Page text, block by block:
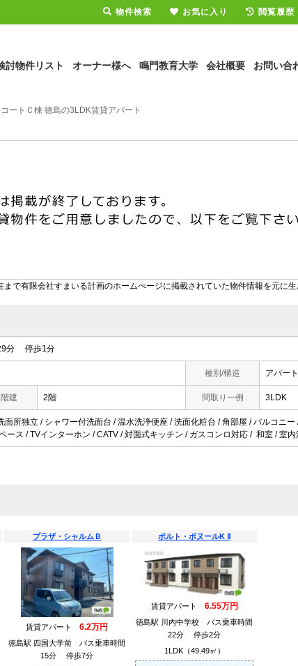
討物件リスト オーナー様へ 鳴門教育大学 会社概要 お問い合
ートＣ棟 徳島の3LDK賃貸アパート
で有限会社すまいる計画のホームぺージに掲載されていた物件情報を元に生
分 停歩1分
種別/構造 アパー
建 2階 間取り一例 3LDK
所独立 / シャワー付洗面台 / 温水洗浄便座 / 洗面化粧台 / 角部屋 / バルコニ
ース / TVインターホン / CATV / 対面式キッチン / ガスコンロ対応 / 和室 / 室
プラザ・シャルムＢ
賃貸アパート 6.2万円
徳島駅 四国大学前 バス乗車時間
15分 停歩7分
ポルト・ボヌールK Ⅱ
賃貸アパート 6.55万円
徳島駅 川内中学校 バス乗車時間
22分 停歩2分
1LDK（49.49㎡）
物件検索 お気に入り 閲覧履歴